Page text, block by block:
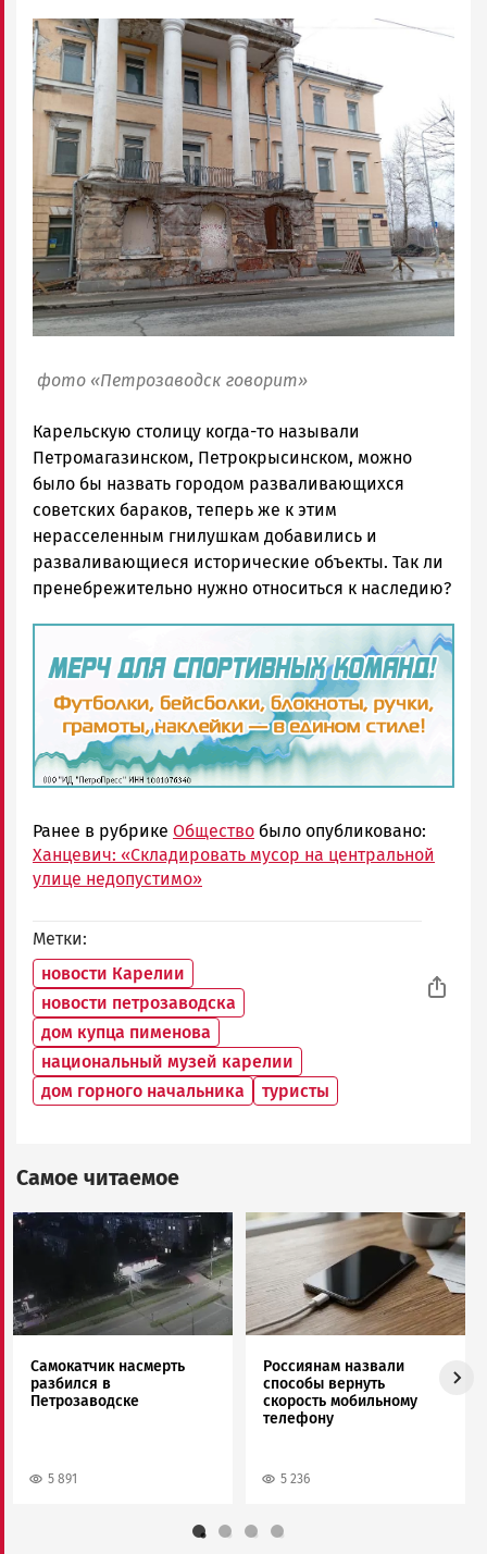
фото «Петрозаводск говорит»
Карельскую столицу когда-то называли
Петромагазинском, Петрокрысинском, можно
было бы назвать городом разваливающихся
советских бараков, теперь же к этим
нерасселенным гнилушкам добавились и
разваливающиеся исторические объекты. Так ли
пренебрежительно нужно относиться к наследию?
Ранее в рубрике Общество было опубликовано:
Ханцевич: «Складировать мусор на центральной
улице недопустимо»
Метки
новости Карелии
новости петрозаводска
дом купца пименова
национальный музей карелии
дом горного начальника
туристы
Самое читаемое
Image
Самокатчик насмерть
разбился в
Петрозаводске
5 891
Image
Россиянам назвали
способы вернуть
скорость мобильному
телефону
5 236